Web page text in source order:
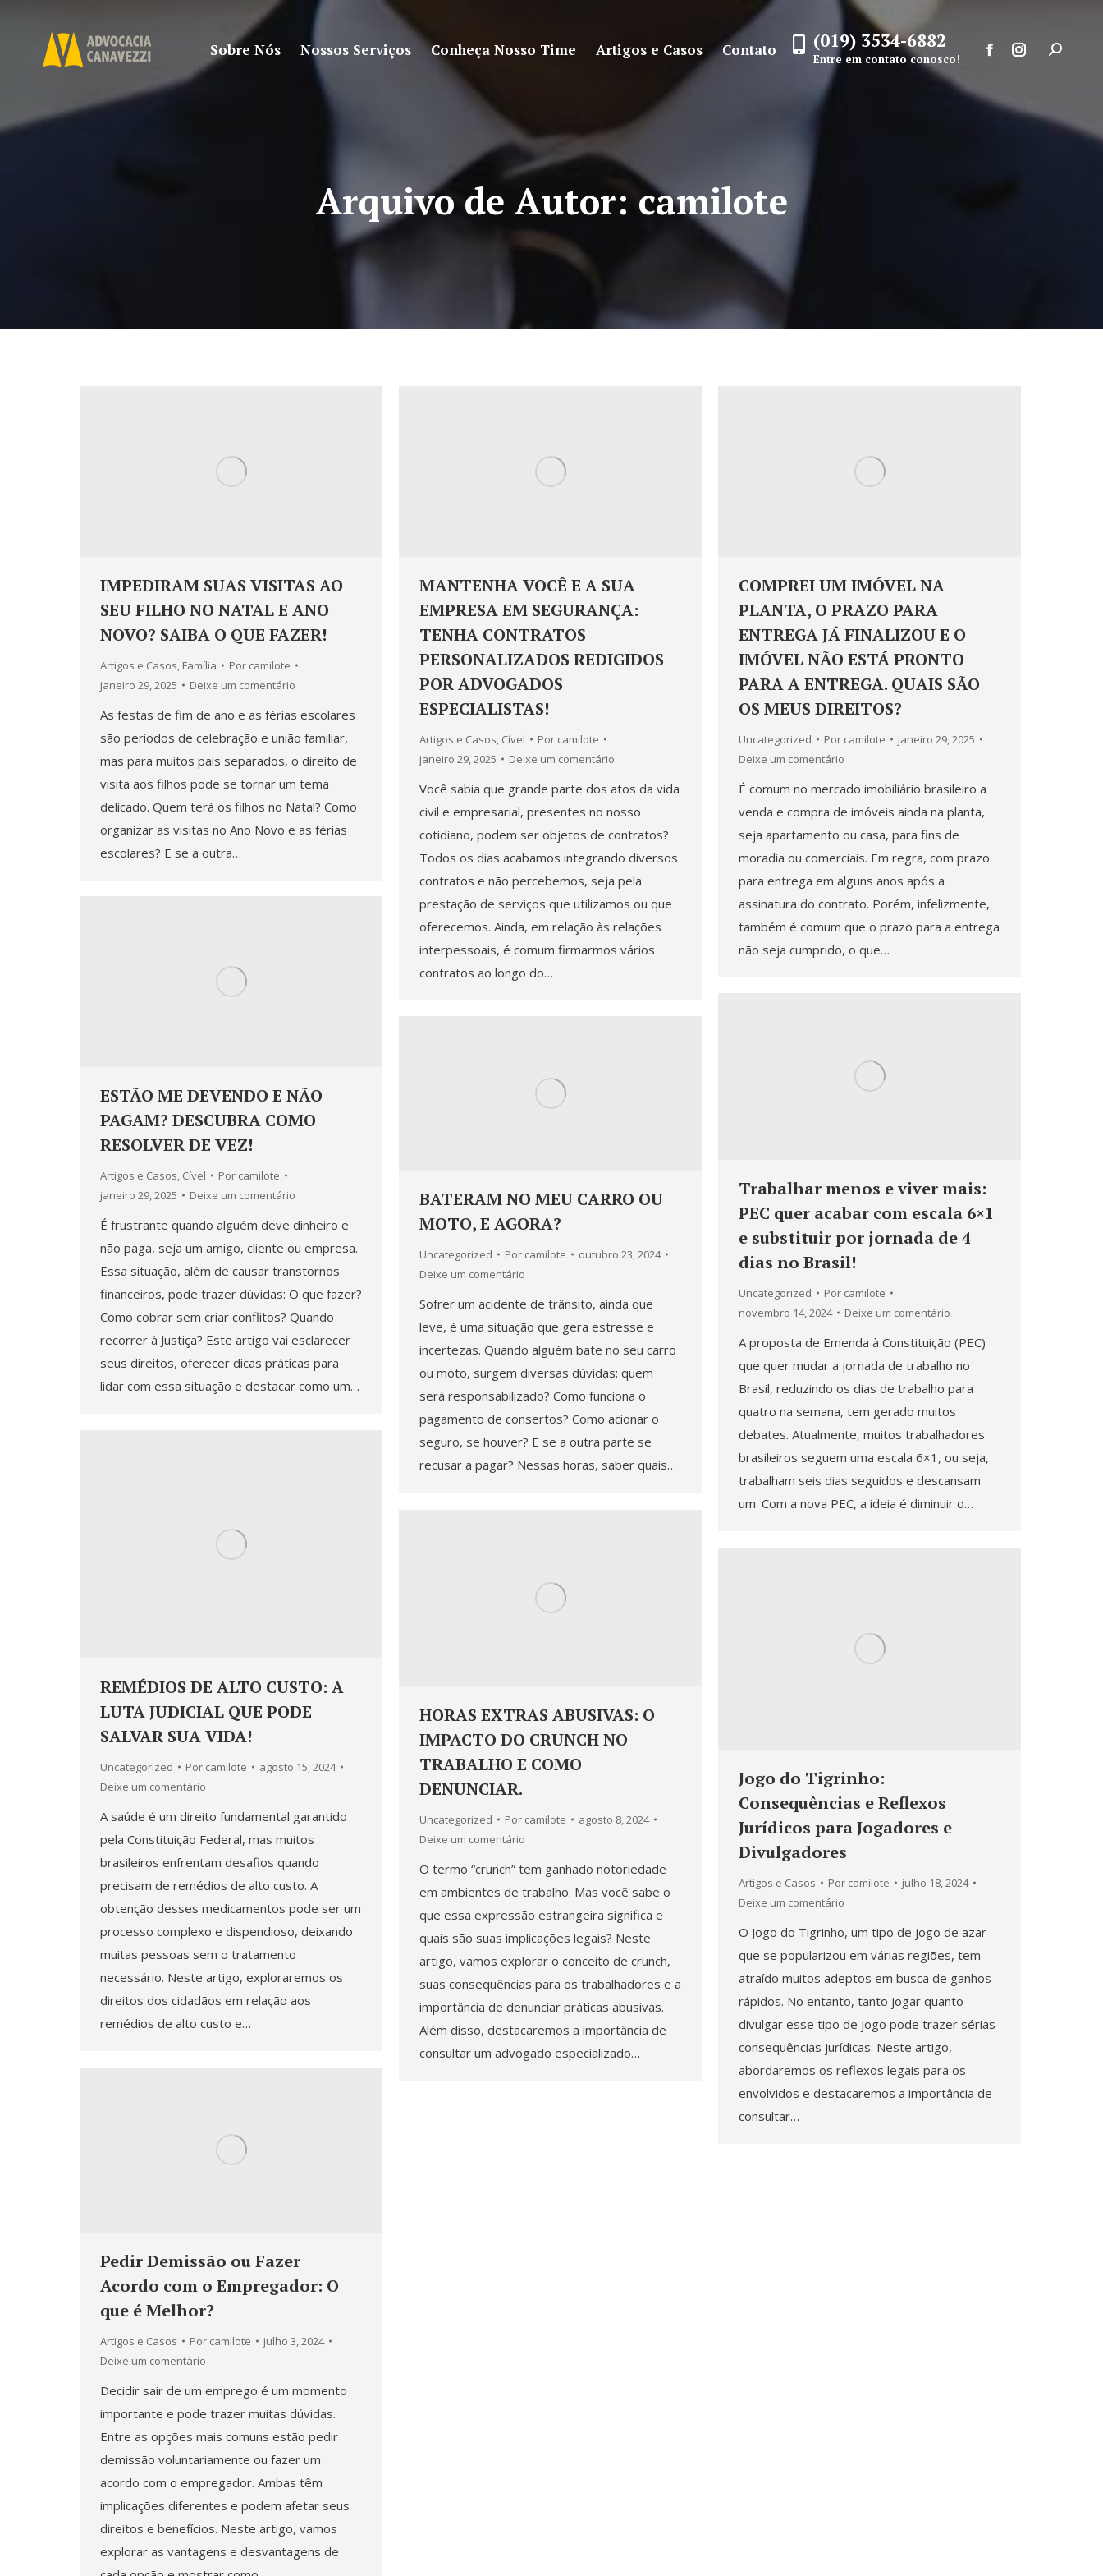
Sobre Nós Nossos Serviços Conheça Nosso Time Artigos e Casos Contato (019) 3534-6882
Entre em contato conosco!
Facebook
opens
Instagram
opens
Search:
Arquivo de Autor: camilote
IMPEDIRAM SUAS VISITAS AO
SEU FILHO NO NATAL E ANO
NOVO? SAIBA O QUE FAZER!
Artigos e Casos, Família Por camilote
janeiro 29, 2025
Deixe um comentário
As festas de fim de ano e as férias escolares
são períodos de celebração e união familiar,
mas para muitos pais separados, o direito de
visita aos filhos pode se tornar um tema
delicado. Quem terá os filhos no Natal? Como
organizar as visitas no Ano Novo e as férias
escolares? E se a outra…
MANTENHA VOCÊ E A SUA
EMPRESA EM SEGURANÇA:
TENHA CONTRATOS
PERSONALIZADOS REDIGIDOS
POR ADVOGADOS
ESPECIALISTAS!
Artigos e Casos, Cível Por camilote
janeiro 29, 2025
Deixe um comentário
Você sabia que grande parte dos atos da vida
civil e empresarial, presentes no nosso
cotidiano, podem ser objetos de contratos?
Todos os dias acabamos integrando diversos
contratos e não percebemos, seja pela
prestação de serviços que utilizamos ou que
oferecemos. Ainda, em relação às relações
interpessoais, é comum firmarmos vários
contratos ao longo do…
COMPREI UM IMÓVEL NA
PLANTA, O PRAZO PARA
ENTREGA JÁ FINALIZOU E O
IMÓVEL NÃO ESTÁ PRONTO
PARA A ENTREGA. QUAIS SÃO
OS MEUS DIREITOS?
Uncategorized Por camilote
janeiro 29, 2025
Deixe um comentário
É comum no mercado imobiliário brasileiro a
venda e compra de imóveis ainda na planta,
seja apartamento ou casa, para fins de
moradia ou comerciais. Em regra, com prazo
para entrega em alguns anos após a
assinatura do contrato. Porém, infelizmente,
também é comum que o prazo para a entrega
não seja cumprido, o que…
ESTÃO ME DEVENDO E NÃO
PAGAM? DESCUBRA COMO
RESOLVER DE VEZ!
Artigos e Casos, Cível Por camilote
janeiro 29, 2025
Deixe um comentário
É frustrante quando alguém deve dinheiro e
não paga, seja um amigo, cliente ou empresa.
Essa situação, além de causar transtornos
financeiros, pode trazer dúvidas: O que fazer?
Como cobrar sem criar conflitos? Quando
recorrer à Justiça? Este artigo vai esclarecer
seus direitos, oferecer dicas práticas para
lidar com essa situação e destacar como um…
Trabalhar menos e viver mais:
PEC quer acabar com escala 6×1
e substituir por jornada de 4
dias no Brasil!
Uncategorized Por camilote
novembro 14, 2024
Deixe um comentário
A proposta de Emenda à Constituição (PEC)
que quer mudar a jornada de trabalho no
Brasil, reduzindo os dias de trabalho para
quatro na semana, tem gerado muitos
debates. Atualmente, muitos trabalhadores
brasileiros seguem uma escala 6×1, ou seja,
trabalham seis dias seguidos e descansam
um. Com a nova PEC, a ideia é diminuir o…
BATERAM NO MEU CARRO OU
MOTO, E AGORA?
Uncategorized Por camilote
outubro 23, 2024
Deixe um comentário
Sofrer um acidente de trânsito, ainda que
leve, é uma situação que gera estresse e
incertezas. Quando alguém bate no seu carro
ou moto, surgem diversas dúvidas: quem
será responsabilizado? Como funciona o
pagamento de consertos? Como acionar o
seguro, se houver? E se a outra parte se
recusar a pagar? Nessas horas, saber quais…
REMÉDIOS DE ALTO CUSTO: A
LUTA JUDICIAL QUE PODE
SALVAR SUA VIDA!
Uncategorized Por camilote
agosto 15, 2024
Deixe um comentário
A saúde é um direito fundamental garantido
pela Constituição Federal, mas muitos
brasileiros enfrentam desafios quando
precisam de remédios de alto custo. A
obtenção desses medicamentos pode ser um
processo complexo e dispendioso, deixando
muitas pessoas sem o tratamento
necessário. Neste artigo, exploraremos os
direitos dos cidadãos em relação aos
remédios de alto custo e…
HORAS EXTRAS ABUSIVAS: O
IMPACTO DO CRUNCH NO
TRABALHO E COMO
DENUNCIAR.
Uncategorized Por camilote
agosto 8, 2024
Deixe um comentário
O termo “crunch” tem ganhado notoriedade
em ambientes de trabalho. Mas você sabe o
que essa expressão estrangeira significa e
quais são suas implicações legais? Neste
artigo, vamos explorar o conceito de crunch,
suas consequências para os trabalhadores e a
importância de denunciar práticas abusivas.
Além disso, destacaremos a importância de
consultar um advogado especializado…
Jogo do Tigrinho:
Consequências e Reflexos
Jurídicos para Jogadores e
Divulgadores
Artigos e Casos Por camilote
julho 18, 2024
Deixe um comentário
O Jogo do Tigrinho, um tipo de jogo de azar
que se popularizou em várias regiões, tem
atraído muitos adeptos em busca de ganhos
rápidos. No entanto, tanto jogar quanto
divulgar esse tipo de jogo pode trazer sérias
consequências jurídicas. Neste artigo,
abordaremos os reflexos legais para os
envolvidos e destacaremos a importância de
consultar…
Pedir Demissão ou Fazer
Acordo com o Empregador: O
que é Melhor?
Artigos e Casos Por camilote
julho 3, 2024
Deixe um comentário
Decidir sair de um emprego é um momento
importante e pode trazer muitas dúvidas.
Entre as opções mais comuns estão pedir
demissão voluntariamente ou fazer um
acordo com o empregador. Ambas têm
implicações diferentes e podem afetar seus
direitos e benefícios. Neste artigo, vamos
explorar as vantagens e desvantagens de